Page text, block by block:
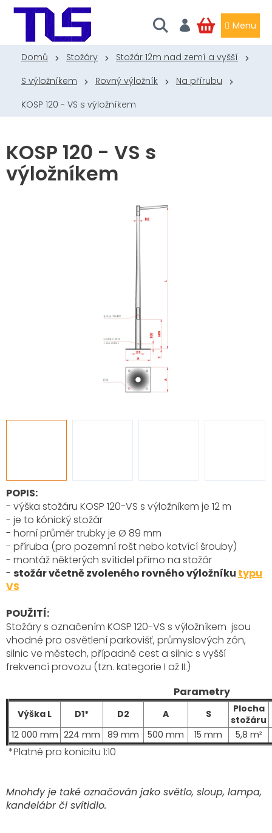
Přejít
NÁKUPNÍ
KOŠÍK
Domů Stožáry
Stožár 12m nad zemí a vyšší
S výložníkem
Rovný výložník
Na přírubu
KOSP 120 - VS s výložníkem
KOSP 120 - VS s
výložníkem
POPIS:
- výška stožáru KOSP 120-VS s výložníkem je 12 m
- je to kónický stožár
- horní průměr trubky je Ø 89 mm
- příruba (pro pozemní rošt nebo kotvící šrouby)
- montáž některých svítidel přímo na stožár
- stožár včetně zvoleného rovného výložníku typu
VS
POUŽITÍ:
Stožáry s označením KOSP 120-VS s výložníkem jsou
vhodné pro osvětlení parkovišť, průmyslových zón,
silnic ve městech, případně cest a silnic s vyšší
frekvencí provozu (tzn. kategorie I až II.)
Parametry
Výška L D1* D2 A S
Plocha
stožáru
12 000 mm 224 mm 89 mm 500 mm 15 mm 5,8 m²
*Platné pro konicitu 1:10
Mnohdy je také označován jako světlo, sloup, lampa,
kandelábr či svítidlo.